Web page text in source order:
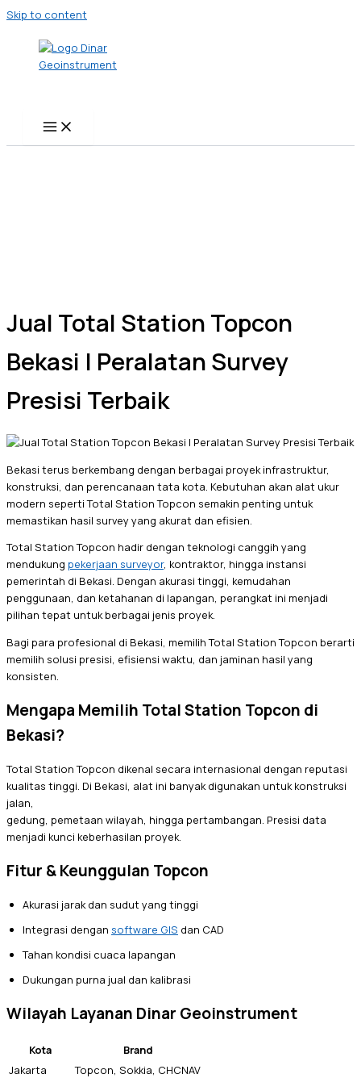
Skip to content
Jual Total Station Topcon
Bekasi | Peralatan Survey
Presisi Terbaik
Bekasi terus berkembang dengan berbagai proyek infrastruktur,
konstruksi, dan perencanaan tata kota. Kebutuhan akan alat ukur
modern seperti Total Station Topcon semakin penting untuk
memastikan hasil survey yang akurat dan efisien.
Total Station Topcon hadir dengan teknologi canggih yang
mendukung pekerjaan surveyor, kontraktor, hingga instansi
pemerintah di Bekasi. Dengan akurasi tinggi, kemudahan
penggunaan, dan ketahanan di lapangan, perangkat ini menjadi
pilihan tepat untuk berbagai jenis proyek.
Bagi para profesional di Bekasi, memilih Total Station Topcon berarti
memilih solusi presisi, efisiensi waktu, dan jaminan hasil yang
konsisten.
Mengapa Memilih Total Station Topcon di
Bekasi?
Total Station Topcon dikenal secara internasional dengan reputasi
kualitas tinggi. Di Bekasi, alat ini banyak digunakan untuk konstruksi
jalan,
gedung, pemetaan wilayah, hingga pertambangan. Presisi data
menjadi kunci keberhasilan proyek.
Fitur & Keunggulan Topcon
Akurasi jarak dan sudut yang tinggi
Integrasi dengan software GIS dan CAD
Tahan kondisi cuaca lapangan
Dukungan purna jual dan kalibrasi
Wilayah Layanan Dinar Geoinstrument
Kota
Brand
Jakarta
Topcon, Sokkia, CHCNAV